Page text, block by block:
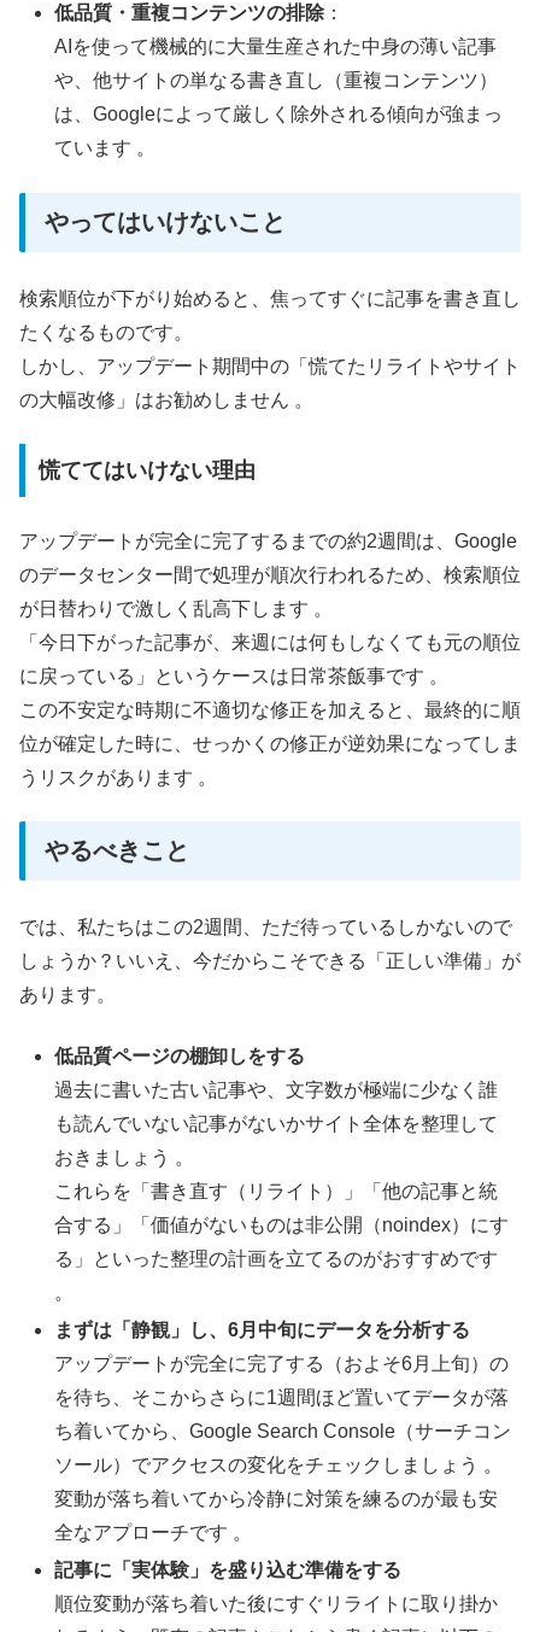
低品質・重複コンテンツの排除：
AIを使って機械的に大量生産された中身の薄い記事
や、他サイトの単なる書き直し（重複コンテンツ）
は、Googleによって厳しく除外される傾向が強まっ
ています 。
やってはいけないこと
検索順位が下がり始めると、焦ってすぐに記事を書き直し
たくなるものです。
しかし、アップデート期間中の「慌てたリライトやサイト
の大幅改修」はお勧めしません 。
慌ててはいけない理由
アップデートが完全に完了するまでの約2週間は、Google
のデータセンター間で処理が順次行われるため、検索順位
が日替わりで激しく乱高下します 。
「今日下がった記事が、来週には何もしなくても元の順位
に戻っている」というケースは日常茶飯事です 。
この不安定な時期に不適切な修正を加えると、最終的に順
位が確定した時に、せっかくの修正が逆効果になってしま
うリスクがあります 。
やるべきこと
では、私たちはこの2週間、ただ待っているしかないので
しょうか？いいえ、今だからこそできる「正しい準備」が
あります。
低品質ページの棚卸しをする
過去に書いた古い記事や、文字数が極端に少なく誰
も読んでいない記事がないかサイト全体を整理して
おきましょう 。
これらを「書き直す（リライト）」「他の記事と統
合する」「価値がないものは非公開（noindex）にす
る」といった整理の計画を立てるのがおすすめです
。
まずは「静観」し、6月中旬にデータを分析する
アップデートが完全に完了する（およそ6月上旬）の
を待ち、そこからさらに1週間ほど置いてデータが落
ち着いてから、Google Search Console（サーチコン
ソール）でアクセスの変化をチェックしましょう 。
変動が落ち着いてから冷静に対策を練るのが最も安
全なアプローチです 。
記事に「実体験」を盛り込む準備をする
順位変動が落ち着いた後にすぐリライトに取り掛か